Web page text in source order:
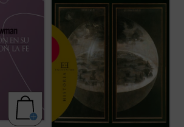
le
simplismo o la ideologización con que ...